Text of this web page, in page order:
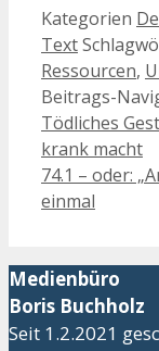
Kategorien
Text
Ressourcen,
Beitrags-
Tödliches
krank macht
74.1 – oder:
einmal
Medienbüro
Boris Buchholz
Seit 1.2.2021